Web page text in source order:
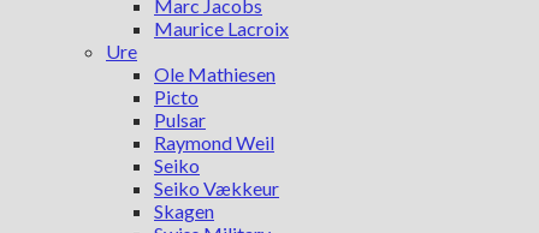
Marc Jacobs
Maurice Lacroix
Ure
Ole Mathiesen
Picto
Pulsar
Raymond Weil
Seiko
Seiko Vækkeur
Skagen